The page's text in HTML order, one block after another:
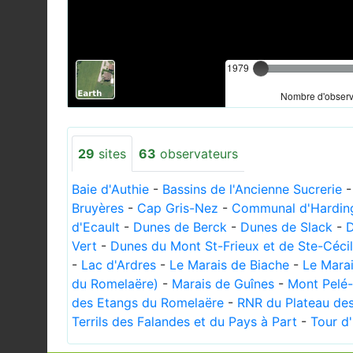
1979
Nombre
29 sites 63 observateurs
Baie d'Authie - Bassins de l'Ancienne Sucrerie
Bruyères - Cap Gris-Nez - Communal
d'Ecault - Dunes de Berck - Dunes de Slack -
Vert - Dunes du Mont St-Frieux et de Ste-
- Lac d'Ardres - Le Marais de Biache - Le
du Romelaëre) - Marais de Guînes - Mont
des Etangs du Romelaëre - RNR du Plateau
Terrils des Falandes et du Pays à Part - Tour